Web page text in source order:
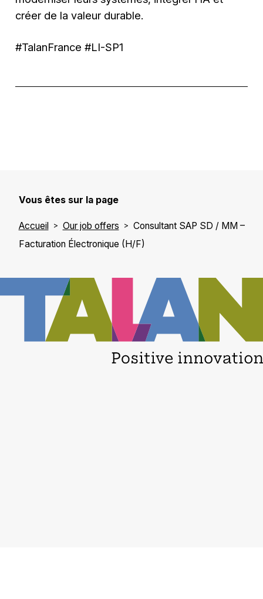
créer de la valeur durable.
#TalanFrance #LI-SP1
Vous êtes sur la page
Accueil Our job offers
Consultant SAP SD / MM –
Facturation Électronique (H/F)